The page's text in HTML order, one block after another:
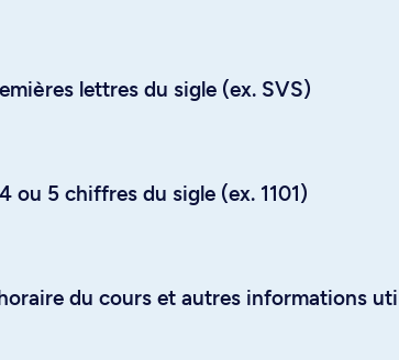
lettres du sigle (ex. SVS)
ou 5 chiffres du sigle (ex. 1101)
du cours et autres informations